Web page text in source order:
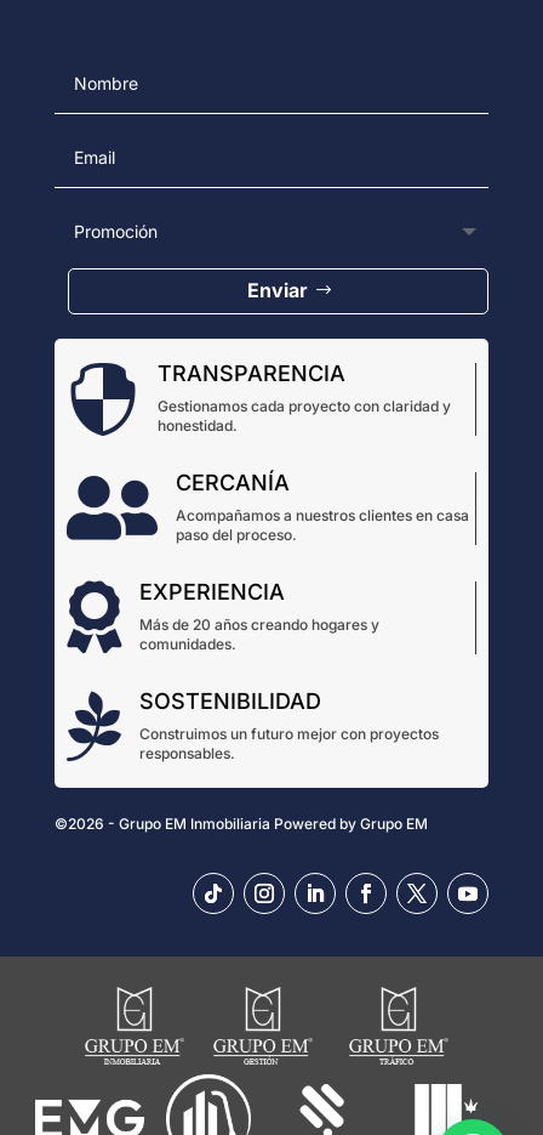
Enviar
 TRANSPARENCIA
Gestionamos cada proyecto con claridad y
honestidad.
 CERCANÍA
Acompañamos a nuestros clientes en casa
paso del proceso.
 EXPERIENCIA
Más de 20 años creando hogares y
comunidades.
 SOSTENIBILIDAD
Construimos un futuro mejor con proyectos
responsables.
©2026 - Grupo EM Inmobiliaria Powered by Grupo EM